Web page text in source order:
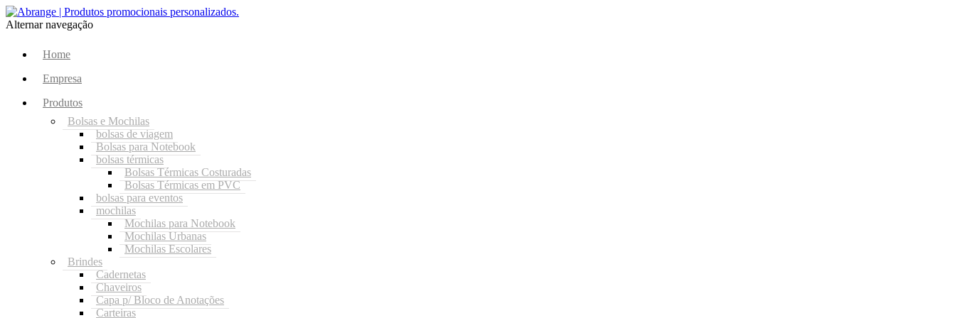
Alternar navegação
Home
Empresa
Produtos
Bolsas e Mochilas
bolsas de viagem
Bolsas para Notebook
bolsas térmicas
Bolsas Térmicas Costuradas
Bolsas Térmicas em PVC
bolsas para eventos
mochilas
Mochilas para Notebook
Mochilas Urbanas
Mochilas Escolares
Brindes
Cadernetas
Chaveiros
Capa p/ Bloco de Anotações
Carteiras